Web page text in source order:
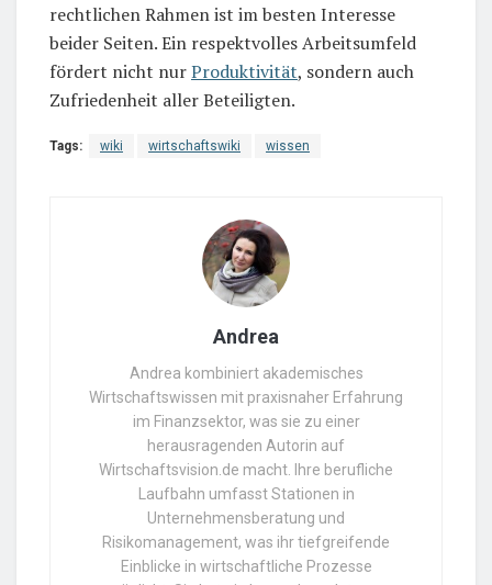
rechtlichen Rahmen ist im besten Interesse
beider Seiten. Ein respektvolles Arbeitsumfeld
fördert nicht nurProduktivität, sondern auch
Zufriedenheit aller Beteiligten.
Tags: wiki wirtschaftswiki wissen
Andrea
Andrea kombiniert akademisches
Wirtschaftswissen mit praxisnaher Erfahrung
im Finanzsektor, was sie zu einer
herausragenden Autorin auf
Wirtschaftsvision.de macht. Ihre berufliche
Laufbahn umfasst Stationen in
Unternehmensberatung und
Risikomanagement, was ihr tiefgreifende
Einblicke in wirtschaftliche Prozesse